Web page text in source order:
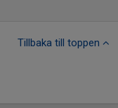
Tillbaka till toppen